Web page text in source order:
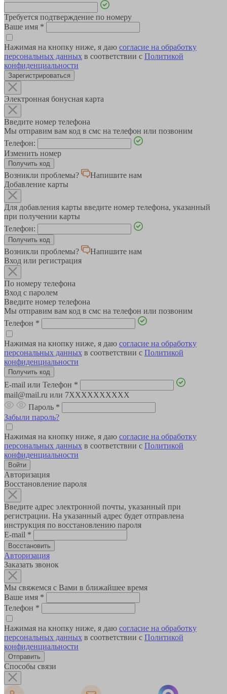
Требуется подтверждение по номеру
Ваше имя *
Нажимая на кнопку ниже, я даю согласие на обработку
персональных данных в соответствии с Политикой
конфиденциальности
Зарегистрироваться
Электронная бонусная карта
Введите номер телефона
Мы отправим вам код в смс на телефон или позвоним
Телефон:
Изменить номер
Возникли проблемы?
Напишите нам
Добавление карты
Для добавления карты введите номер телефона, указанный
при получении карты
Телефон:
Возникли проблемы?
Напишите нам
Вход или регистрация
По номеру телефона
Вход с паролем
Введите номер телефона
Мы отправим вам код в смс на телефон или позвоним
Телефон *
Нажимая на кнопку ниже, я даю согласие на обработку
персональных данных в соответствии с Политикой
конфиденциальности
E-mail или Телефон *
mail@mail.ru или 7XXXXXXXXXX
Пароль *
Забыли пароль?
Нажимая на кнопку ниже, я даю согласие на обработку
персональных данных в соответствии с Политикой
конфиденциальности
Авторизация
Восстановление пароля
Введите адрес электронной почты, указанный при
регистрации. На указанный адрес будет отправлена
инструкция по восстановлению пароля
E-mail *
Авторизация
Заказать звонок
Мы свяжемся с Вами в ближайшее время
Ваше имя *
Телефон *
Нажимая на кнопку ниже, я даю согласие на обработку
персональных данных в соответствии с Политикой
конфиденциальности
Способы связи